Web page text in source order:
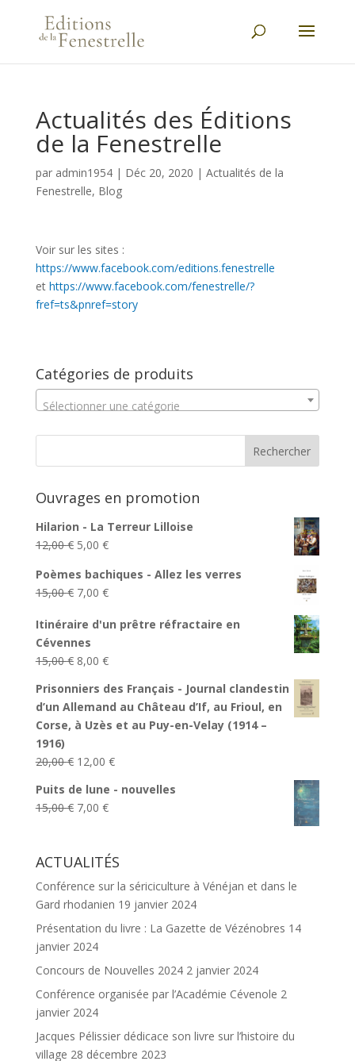
Actualités des Éditions
de la Fenestrelle
par admin1954| Déc 20, 2020 | Actualités de la
Fenestrelle, Blog
Voir sur les sites :
https://www.facebook.com/editions.fenestrelle
et https://www.facebook.com/fenestrelle/?
fref=ts&pnref=story
Catégories de produits
Sélectionner une catégorie
Ouvrages en promotion
Hilarion - La Terreur Lilloise
12,00€ Le
initial
était :
12,00 €.
5,00 €Le
actuel
est :
5,00 €.
Poèmes bachiques - Allez les verres
15,00€ Le
initial
était :
15,00 €.
7,00 €Le
actuel
7,00 €.
Itinéraire d'un prêtre réfractaire en
Cévennes
15,00€ Le
initial
était :
15,00 €.
8,00 €Le
actuel
est :
8,00 €.
Prisonniers des Français - Journal clandestin
d’un Allemand au Château d’If, au Frioul, en
Corse, à Uzès et au Puy-en-Velay (1914 –
1916)
20,00€ Le
initial
était :
12,00 €Le
actuel
Puits de lune - nouvelles
15,00€ Le
était :
7,00 €Le
est :
7,00 €.
ACTUALITÉS
Conférence sur la sériciculture à Vénéjan et dans le
Gard rhodanien 19 janvier 2024
Présentation du livre : La Gazette de Vézénobres 14
janvier 2024
Concours de Nouvelles 2024 2 janvier 2024
Conférence organisée par l’Académie Cévenole 2
janvier 2024
Jacques Pélissier dédicace son livre sur l’histoire du
village 28 décembre 2023